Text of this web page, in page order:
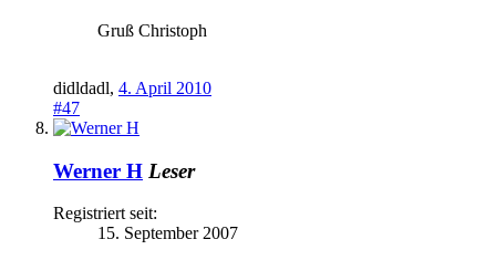
Gruß Christoph
didldadl, 4. April 2010
#47
Werner H Leser
Registriert seit:
15. September 2007